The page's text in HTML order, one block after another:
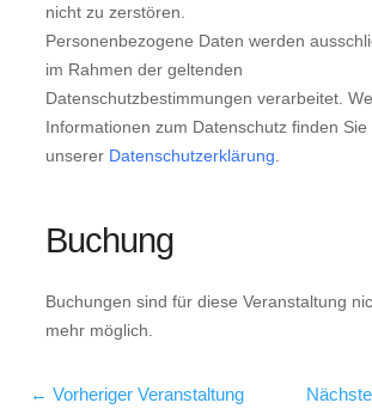
nicht zu zerstören.
Personenbezogene Daten werden
im Rahmen der geltenden
Datenschutzbestimmungen verarbeitet.
Informationen zum Datenschutz finden Sie
unserer Datenschutzerklärung
Buchung
Buchungen sind für diese Veranstaltung
mehr möglich.
← Vorheriger Veranstaltung